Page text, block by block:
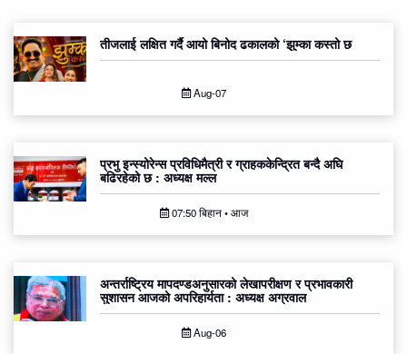
तीजलाई लक्षित गर्दै आयो बिनोद ढकालको ‘झुम्का कस्तो छ
Aug-07
प्रभु इन्स्योरेन्स प्रविधिमैत्री र ग्राहककेन्द्रित बन्दै अघि
बढिरहेको छ : अध्यक्ष मल्ल
07:50 बिहान • आज
अन्तर्राष्ट्रिय मापदण्डअनुसारको लेखापरीक्षण र प्रभावकारी
सुशासन आजको अपरिहार्यता : अध्यक्ष अग्रवाल
Aug-06